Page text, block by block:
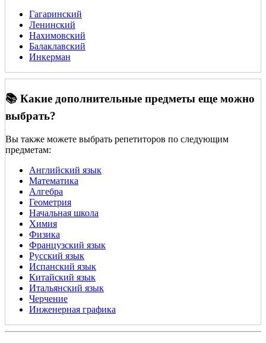
Гагаринский
Ленинский
Нахимовский
Балаклавский
Инкерман
📚 Какие дополнительные предметы еще можно
выбрать?
Вы также можете выбрать репетиторов по следующим
предметам:
Английский язык
Математика
Алгебра
Геометрия
Начальная школа
Химия
Физика
Французский язык
Русский язык
Испанский язык
Китайский язык
Итальянский язык
Черчение
Инженерная графика